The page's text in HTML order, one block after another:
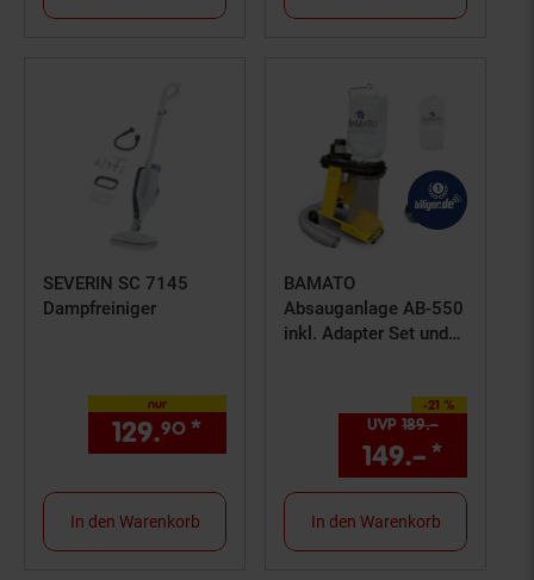
SEVERIN SC 7145
Dampfreiniger
nur
129.90 * € Sternchen
In den Warenkorb
BAMATO
Absauganlage AB-550
inkl. Adapter Set und
-21 %
Sie Sparen 21 Prozent,
UVP 189.–
149.–*
In den Warenkorb